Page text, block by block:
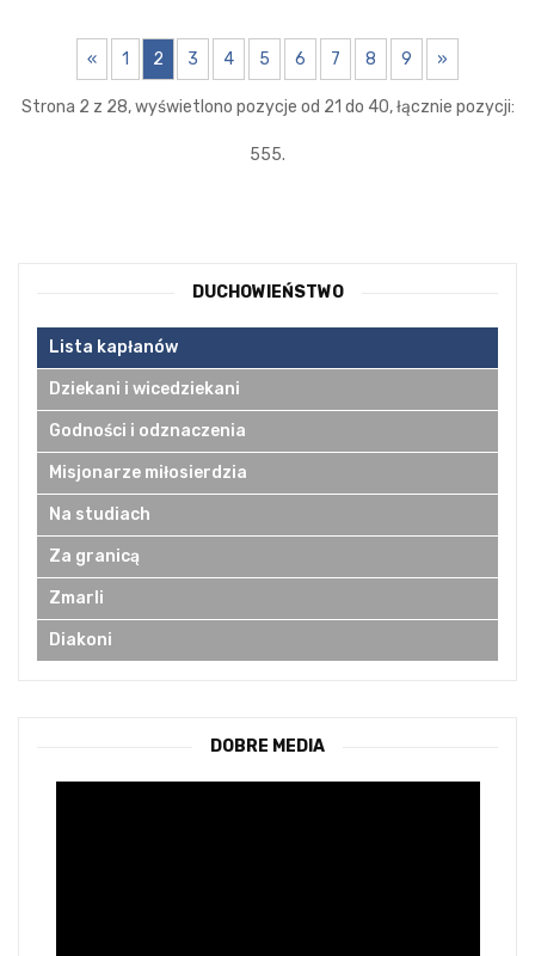
« 1 2 3 4 5 6 7 8 9 »
Strona 2 z 28, wyświetlono pozycje od 21 do 40, łącznie pozycji:
555.
DUCHOWIEŃSTWO
Lista kapłanów
Dziekani i wicedziekani
Godności i odznaczenia
Misjonarze miłosierdzia
Na studiach
Za granicą
Zmarli
Diakoni
DOBRE MEDIA